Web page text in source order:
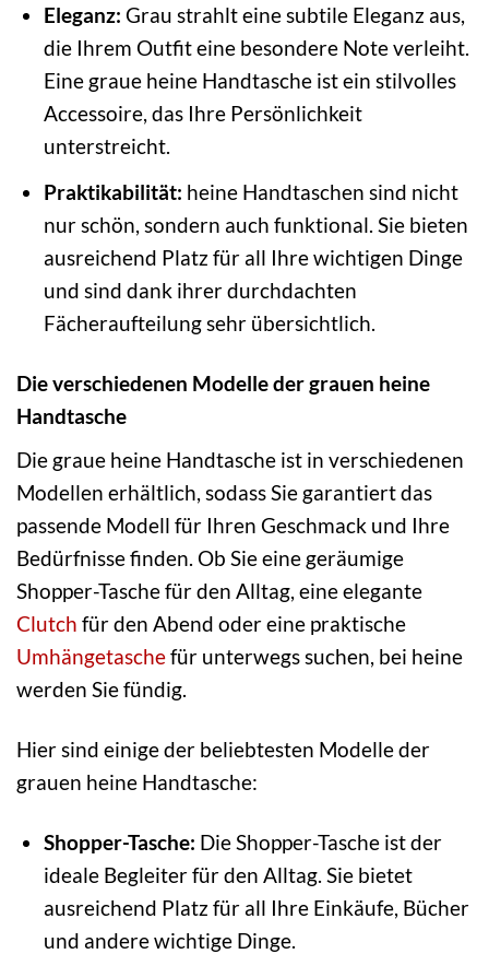
Eleganz: Grau strahlt eine subtile Eleganz aus,
die Ihrem Outfit eine besondere Note verleiht.
Eine graue heine Handtasche ist ein stilvolles
Accessoire, das Ihre Persönlichkeit
unterstreicht.
Praktikabilität: heine Handtaschen sind nicht
nur schön, sondern auch funktional. Sie bieten
ausreichend Platz für all Ihre wichtigen Dinge
und sind dank ihrer durchdachten
Fächeraufteilung sehr übersichtlich.
Die verschiedenen Modelle der grauen heine
Handtasche
Die graue heine Handtasche ist in verschiedenen
Modellen erhältlich, sodass Sie garantiert das
passende Modell für Ihren Geschmack und Ihre
Bedürfnisse finden. Ob Sie eine geräumige
Shopper-Tasche für den Alltag, eine elegante
Clutch für den Abend oder eine praktische
Umhängetaschefür unterwegs suchen, bei heine
werden Sie fündig.
Hier sind einige der beliebtesten Modelle der
grauen heine Handtasche:
Shopper-Tasche: Die Shopper-Tasche ist der
ideale Begleiter für den Alltag. Sie bietet
ausreichend Platz für all Ihre Einkäufe, Bücher
und andere wichtige Dinge.